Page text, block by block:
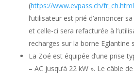
(https://www.evpass.ch/fr_ch.html
l’utilisateur est prié d’annoncer
et celle-ci sera refacturée à
recharges sur la borne Eglantine
La Zoé est équipée d’une prise
– AC jusqu’à 22 kW ». Le câble